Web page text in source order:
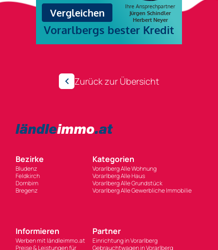
Zurück zur Übersicht
Bezirke
Bludenz
Feldkirch
Dornbirn
Bregenz
Kategorien
Vorarlberg Alle Wohnung
Vorarlberg Alle Haus
Vorarlberg Alle Grundstück
Vorarlberg Alle Gewerbliche Immobilie
Informieren
Werben mit ländleimmo.at
Preise & Leistungen für
Partner
Einrichtung in Vorarlberg
Gebrauchtwagen in Vorarlberg